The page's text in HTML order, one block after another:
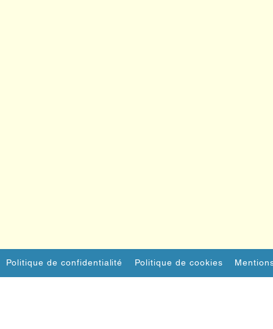
Politique de confidentialité Politique de cookies